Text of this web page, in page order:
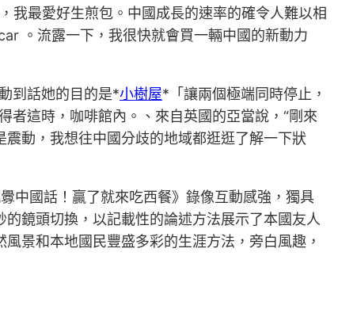
我最愛好生煎包。中國成長的速率的確令人難以相
。流露一下，我很快就會買一輛中國的新動力
到話她的目的是*小樹屋*「讓兩個極端同時停止，
者這時，咖啡館內。、來自英國的亞當說，“剛來
動，我想往中國分歧的地域都逛逛了解一下狀
中國話！贏了就來吃西餐》錄像互動感強，獨具
鏡頭切換，以記載性的論述方法展示了本國友人
景和本地國民豐盛多彩的生涯方法，旁白風趣，